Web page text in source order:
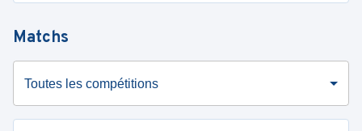
Matchs
Toutes les compétitions